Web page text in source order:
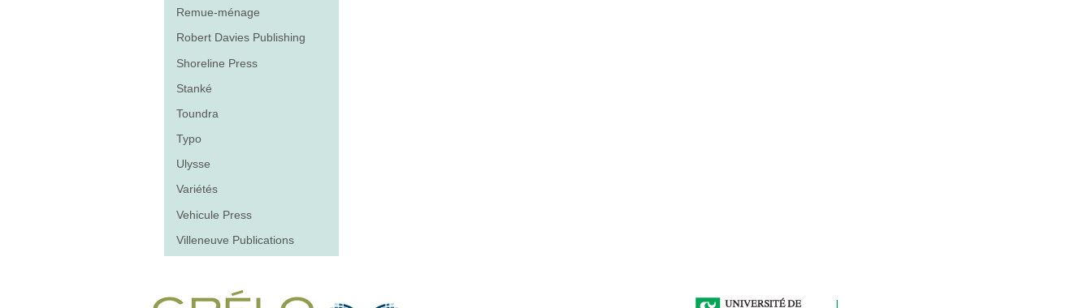
Remue-ménage
Robert Davies Publishing
Shoreline Press
Stanké
Toundra
Typo
Ulysse
Variétés
Vehicule Press
Villeneuve Publications